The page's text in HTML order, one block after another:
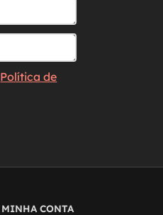
Política de
MINHA CONTA